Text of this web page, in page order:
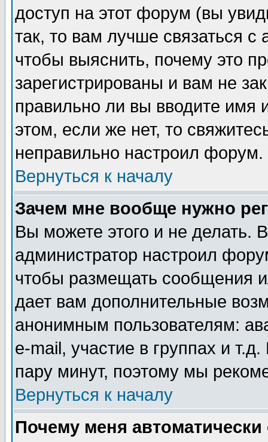
доступ на этот форум (вы
так, то вам лучше связаться
чтобы выяснить, почему это
зарегистрированы и вам не
правильно ли вы вводите
этом, если же нет, то
неправильно настроил форум.
Вернуться к началу
Зачем мне вообще нужно
Вы можете этого и не делать.
администратор настроил
чтобы размещать сообщения
дает вам дополнительные
анонимным пользователям:
e-mail, участие в группах и
пару минут, поэтому мы
Вернуться к началу
Почему меня автоматически